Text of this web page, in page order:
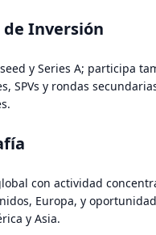
de Inversión
y Series A; participa
SPVs y rondas
con actividad
Europa, y
y Asia.